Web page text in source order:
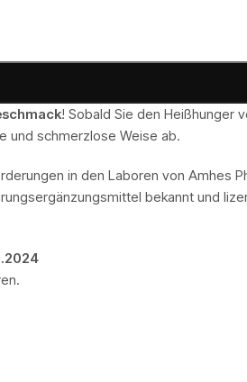
! Sobald Sie den Heißhunger
und schmerzlose Weise ab.
in den Laboren von Amhes
bekannt und